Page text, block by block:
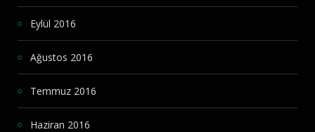
Eylül 2016
Ağustos 2016
Temmuz 2016
Haziran 2016